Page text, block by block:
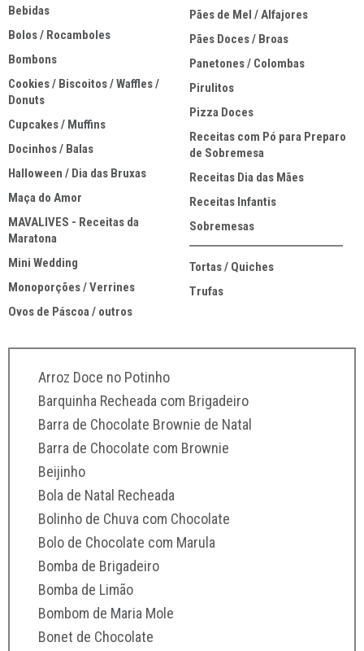
Bebidas
Bolos / Rocamboles
Bombons
Cookies / Biscoitos / Waffles /
Donuts
Cupcakes / Muffins
Docinhos / Balas
Halloween / Dia das Bruxas
Maça do Amor
MAVALIVES - Receitas da
Maratona
Mini Wedding
Monoporções / Verrines
Ovos de Páscoa / outros
Pães de Mel / Alfajores
Pães Doces / Broas
Panetones / Colombas
Pirulitos
Pizza Doces
Receitas com Pó para Preparo
de Sobremesa
Receitas Dia das Mães
Receitas Infantis
Sobremesas
Tortas / Quiches
Trufas
Arroz Doce no Potinho
Barquinha Recheada com Brigadeiro
Barra de Chocolate Brownie de Natal
Barra de Chocolate com Brownie
Beijinho
Bola de Natal Recheada
Bolinho de Chuva com Chocolate
Bolo de Chocolate com Marula
Bomba de Brigadeiro
Bomba de Limão
Bombom de Maria Mole
Bonet de Chocolate